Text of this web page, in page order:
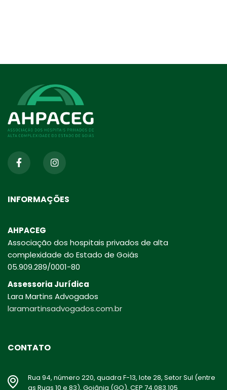
INFORMAÇÕES
AHPACEG
Associação dos hospitais privados de alta
complexidade do Estado de Goiás
05.909.289/0001-80
Assessoria Jurídica
Lara Martins Advogados
laramartinsadvogados.com.br
CONTATO
Rua 94, número 220, quadra F-13, lote 28, Setor Sul (entre
as Ruas 10 e 83), Goiânia (GO), CEP 74.083.105